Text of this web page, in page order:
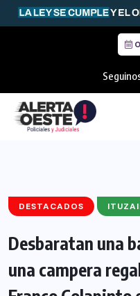
DESTACADOS
Desbaratan una
una campera